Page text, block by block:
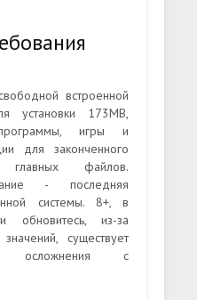
встроенной
установки 173MB,
игры и
для законченного
главных файлов.
- последняя
системы. 8+, в
обновитесь, из-за
существует
осложнения с